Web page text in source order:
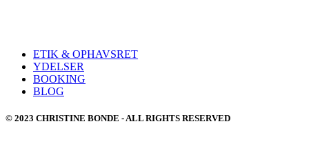
ETIK & OPHAVSRET
YDELSER
BOOKING
BLOG
© 2023 CHRISTINE BONDE - ALL RIGHTS RESERVED